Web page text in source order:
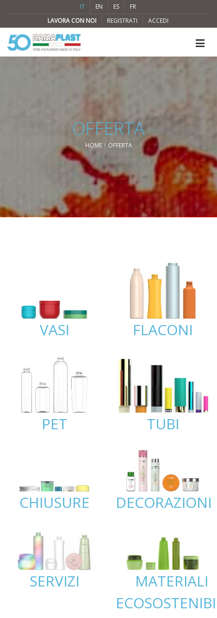
IT EN ES
FR
LAVORA CON NOI
REGISTRATI ACCEDI
OFFERTA
HOME OFFERTA
VASI FLACONI
PET TUBI
CHIUSURE DECORAZIONI
SERVIZI
MATERIALI